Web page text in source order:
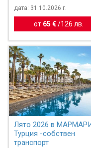
дата: 31.10.2026 г.
от 65 € / 126 лв.
Лято 2026 в МАРМАРИС,
Турция -собствен
транспорт